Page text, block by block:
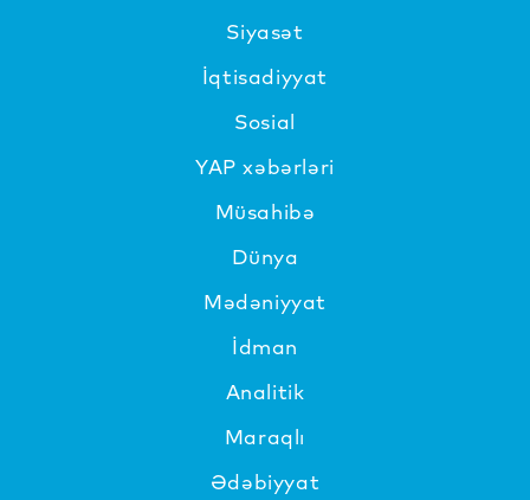
Siyasət
İqtisadiyyat
Sosial
YAP xəbərləri
Müsahibə
Dünya
Mədəniyyat
İdman
Analitik
Maraqlı
Ədəbiyyat